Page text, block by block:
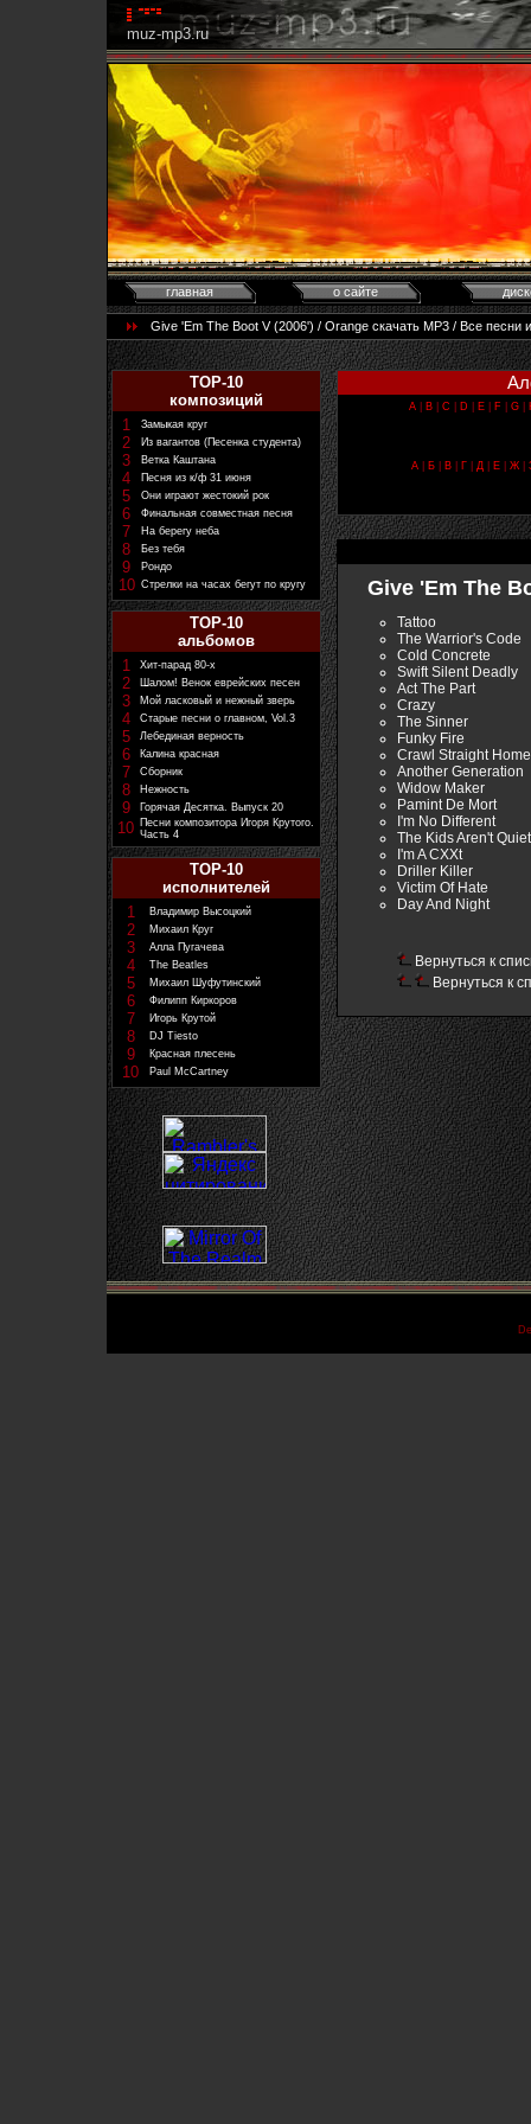
muz-mp3.ru
главная о сайте
Give 'Em The Boot V (2006') / Orange скачать MP3 / Все
TOP-10
композиций
1
Замыкая круг
2 Из вагантов (Песенка студента)
3 Ветка Каштана
4 Песня из к/ф 31 июня
5 Они играют жестокий рок
6 Финальная совместная песня
7 На берегу неба
8 Без тебя
9 Рондо
10 Стрелки на часах бегут по кругу
TOP-10
альбомов
1
Хит-парад 80-х
2 Шалом! Венок еврейских песен
3 Мой ласковый и нежный зверь
4 Старые песни о главном, Vol.3
5 Лебединая верность
6 Калина красная
7 Сборник
8 Нежность
9 Горячая Десятка. Выпуск 20
10 Песни композитора Игоря Крутого.
Часть 4
TOP-10
исполнителей
1
Владимир Высоцкий
2 Михаил Круг
3 Алла Пугачева
4 The Beatles
5 Михаил Шуфутинский
6 Филипп Киркоров
7 Игорь Крутой
8 DJ Tiesto
9 Красная плесень
10 Paul McCartney
A B C D E F G
А| Б| В| Г| Д| Е| Ж|
Give 'Em The
Tattoo
The Warrior's Code
Cold Concrete
Swift Silent Deadly
Act The Part
Crazy
The Sinner
Funky Fire
Crawl Straight Home
Another Generation
Widow Maker
Pamint De Mort
I'm No Different
The Kids Aren't
I'm A CXXt
Driller Killer
Victim Of Hate
Day And Night
Вернуться к
Вернуться к